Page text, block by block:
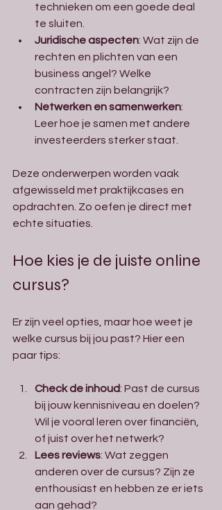
technieken om een goede deal
te sluiten.
Juridische aspecten: Wat zijn de
rechten en plichten van een
business angel? Welke
contracten zijn belangrijk?
Netwerken en samenwerken:
Leer hoe je samen met andere
investeerders sterker staat.
Deze onderwerpen worden vaak
afgewisseld met praktijkcases en
opdrachten. Zo oefen je direct met
echte situaties.
Hoe kies je de juiste online
cursus?
Er zijn veel opties, maar hoe weet je
welke cursus bij jou past? Hier een
paar tips:
Check de inhoud: Past de cursus
bij jouw kennisniveau en doelen?
Wil je vooral leren over financiën,
of juist over het netwerk?
Lees reviews: Wat zeggen
anderen over de cursus? Zijn ze
enthousiast en hebben ze er iets
aan gehad?